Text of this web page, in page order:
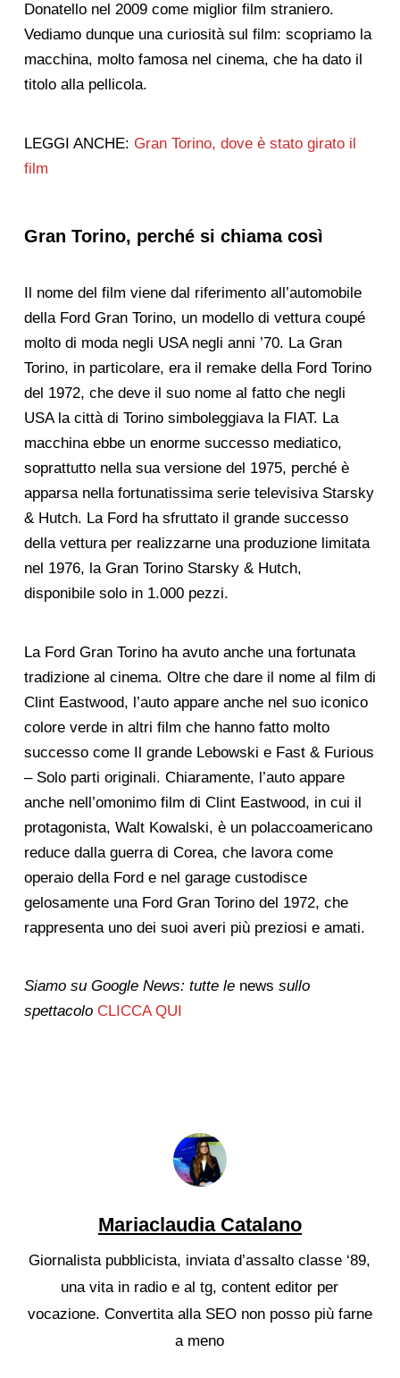
Donatello nel 2009 come miglior film straniero.
Vediamo dunque una curiosità sul film: scopriamo la
macchina, molto famosa nel cinema, che ha dato il
titolo alla pellicola.
LEGGI ANCHE: Gran Torino, dove è stato girato il
film
Gran Torino, perché si chiama così
Il nome del film viene dal riferimento all’automobile
della Ford Gran Torino, un modello di vettura coupé
molto di moda negli USA negli anni ’70. La Gran
Torino, in particolare, era il remake della Ford Torino
del 1972, che deve il suo nome al fatto che negli
USA la città di Torino simboleggiava la FIAT. La
macchina ebbe un enorme successo mediatico,
soprattutto nella sua versione del 1975, perché è
apparsa nella fortunatissima serie televisiva Starsky
& Hutch. La Ford ha sfruttato il grande successo
della vettura per realizzarne una produzione limitata
nel 1976, la Gran Torino Starsky & Hutch,
disponibile solo in 1.000 pezzi.
La Ford Gran Torino ha avuto anche una fortunata
tradizione al cinema. Oltre che dare il nome al film di
Clint Eastwood, l’auto appare anche nel suo iconico
colore verde in altri film che hanno fatto molto
successo come Il grande Lebowski e Fast & Furious
– Solo parti originali. Chiaramente, l’auto appare
anche nell’omonimo film di Clint Eastwood, in cui il
protagonista, Walt Kowalski, è un polaccoamericano
reduce dalla guerra di Corea, che lavora come
operaio della Ford e nel garage custodisce
gelosamente una Ford Gran Torino del 1972, che
rappresenta uno dei suoi averi più preziosi e amati.
Siamo su Google News: tutte lenews sullo
spettacolo CLICCA QUI
Mariaclaudia Catalano
Giornalista pubblicista, inviata d’assalto classe ‘89,
una vita in radio e al tg, content editor per
vocazione. Convertita alla SEO non posso più farne
a meno